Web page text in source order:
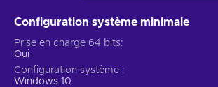
Configuration système minimale
Prise en charge 64 bits
Oui
Configuration système
Windows 10